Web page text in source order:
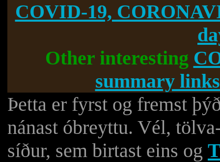
COVID-19,
Other interesting
summary
Þetta er fyrst og fremst
nánast óbreyttu. Vél,
síður, sem birtast eins og